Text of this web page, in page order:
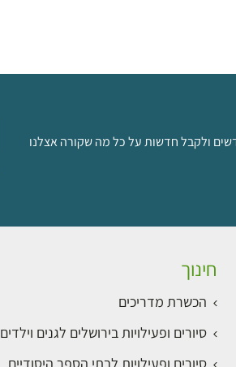
ולקבל חדשות על כל מה שקורה אצלנו
חינוך
הכשרת מדריכים
סיורים ופעילויות בירושלים לגנים וילדים